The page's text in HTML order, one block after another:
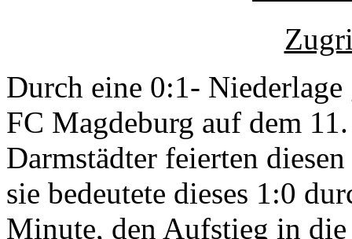
Durch eine 0:1-
FC Magdeburg auf dem
Darmstädter feierten
sie bedeutete dieses 1:0
Minute, den Aufstieg in